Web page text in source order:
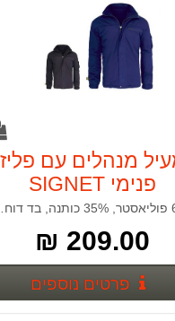
מנהלים עם פליז
פנימי SIGNET
65% פוליאסטר,
209.00 ₪
פרטים נוספים